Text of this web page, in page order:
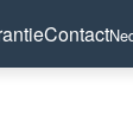
Contact